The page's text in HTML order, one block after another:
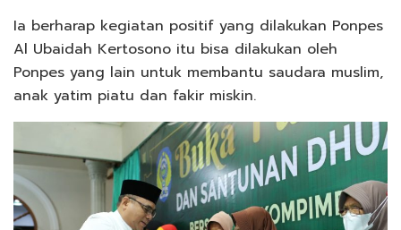
Ia berharap kegiatan positif yang dilakukan Ponpes
Al Ubaidah Kertosono itu bisa dilakukan oleh
Ponpes yang lain untuk membantu saudara muslim,
anak yatim piatu dan fakir miskin.